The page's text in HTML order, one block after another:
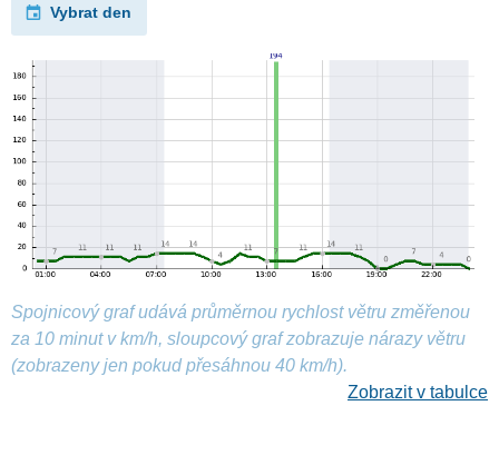
Vybrat den
Spojnicový graf udává průměrnou rychlost větru změřenou
za 10 minut v km/h, sloupcový graf zobrazuje nárazy větru
(zobrazeny jen pokud přesáhnou 40 km/h).
Zobrazit v tabulce